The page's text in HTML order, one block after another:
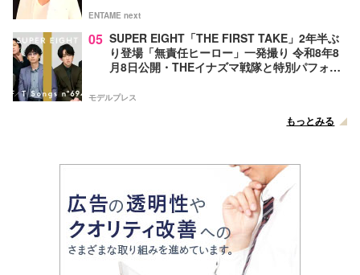
ENTAME next
05 SUPER EIGHT「THE FIRST TAKE」2年半ぶ
り登場「無責任ヒーロー」一発撮り 令和8年8
月8日公開・THEイナズマ戦隊と特別パフォー
モデルプレス
もっとみる